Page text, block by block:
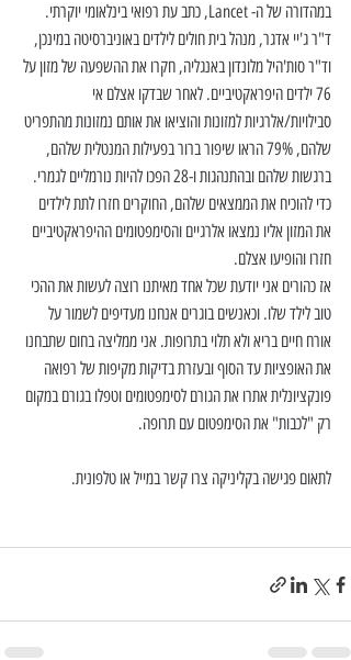
במהדורה של ה- Lancet, כתב עת רפואי בינלאומי יוקרתי.
ד"ר ג'יי אדגר, מנהל בית חולים לילדים באוניברסיטה במינכן,
וד"ר סות'היל מלונדון באנגליה, חקרו את ההשפעה של מזון על
76 ילדים היפראקטיביים. לאחר שבדקו אצלם אי
סבילויות/אלרגיות למזונות והוציאו את אותם נמזונות מהתפריט
שלהם, 79% הראו שיפור ברור בפעילות המנטלית שלהם,
ברגשות שלהם ובהתנהגות ו-28 הפכו להיות נורמליים לגמרי.
כדי להוכיח את הממצאים שלהם, החוקרים חזרו לתת לילדים
את המזון אליו נמצאו אלרגיים והסימפטומים ההיפראקטיביים
חזרו והופיעו אצלם.
אז כהורים אני יודעת שכל אחד מאיתנו רוצה לעשות את ההכי
טוב לילד שלו. וכאנשים בוגרים אנחנו מעדיפים לשמור על
אורח חיים בריא ולא תלוי בתרופות. אני ממליצה בחום שתבחנו
את האופציות עד הסוף ובעזרת בדיקות מקיפות של רפואה
פונקציונלית אתרו את הגורם לסימפטומים וטפלו בגורם במקום
רק "לכבות" את הסימפטום עם תרופה.
לתאום פגישה בקליניקה צרו קשר במייל או טלפונית.